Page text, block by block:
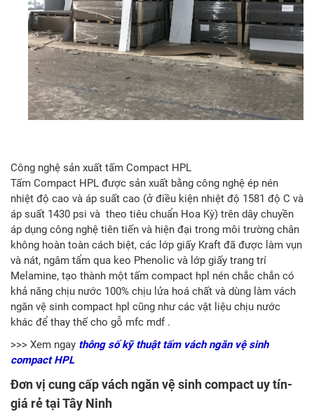
Công nghệ sản xuất tấm Compact HPL
Tấm Compact HPL được sản xuất bằng công nghệ ép nén
nhiệt độ cao và áp suất cao (ở điều kiện nhiệt độ 1581 độ C và
áp suất 1430 psi và theo tiêu chuẩn Hoa Kỳ) trên dây chuyền
áp dụng công nghệ tiên tiến và hiện đại trong môi trường chân
không hoàn toàn cách biệt, các lớp giấy Kraft đã được làm vụn
và nát, ngâm tẩm qua keo Phenolic và lớp giấy trang trí
Melamine, tạo thành một tấm compact hpl nén chắc chắn có
khả năng chịu nước 100% chịu lửa hoá chất và dùng làm vách
ngăn vệ sinh compact hpl cũng như các vật liệu chịu nước
khác để thay thế cho gỗ mfc mdf .
>>> Xem ngay thông số kỹ thuật tấm vách ngăn vệ sinh
compact HPL
Đơn vị cung cấp vách ngăn vệ sinh compact uy tín-
giá rẻ tại Tây Ninh